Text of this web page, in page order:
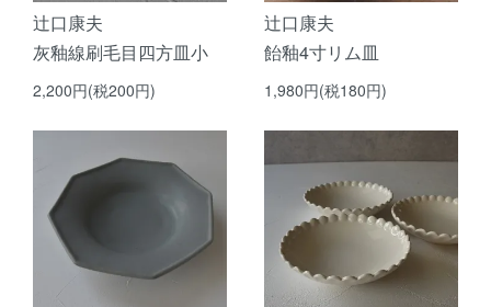
辻口康夫
灰釉線刷毛目四方皿小
2,200円(税200円)
辻口康夫
飴釉4寸リム皿
1,980円(税180円)